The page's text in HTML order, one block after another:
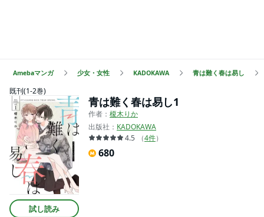
Amebaマンガ 少女・女性 KADOKAWA 青は難く春は易し
既刊(1-2巻)
試し読み
青は難く春は易し1
作者： 榎木りか
出版社： KADOKAWA
4.5
（4件）
680